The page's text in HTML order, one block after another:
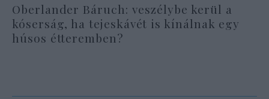
Oberlander Báruch: veszélybe kerül a
kóserság, ha tejeskávét is kínálnak egy
húsos étteremben?